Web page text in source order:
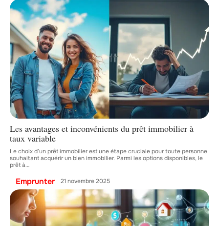
Les avantages et inconvénients du prêt immobilier à
taux variable
Le choix d’un prêt immobilier est une étape cruciale pour toute personne
souhaitant acquérir un bien immobilier. Parmi les options disponibles, le
prêt à…
Emprunter 21 novembre 2025